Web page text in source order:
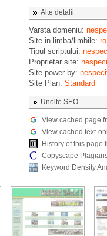
Alte detalii
Varsta domeniu:
Site in limba/limbile: ro
Tipul scriptului:
Proprietar site:
Site power by:
Site Plan: Standard
Unelte SEO
View cached page
View cached text-
History of this page
Copyscape
Keyword Density